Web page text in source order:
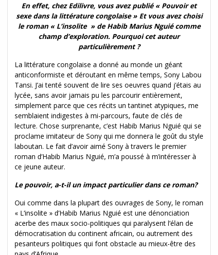
En effet, chez Edilivre, vous avez publié « Pouvoir et
sexe dans la littérature congolaise » Et vous avez choisi
le roman « L’insolite » de Habib Marius Nguié comme
champ d’exploration. Pourquoi cet auteur
particulièrement ?
La littérature congolaise a donné au monde un géant
anticonformiste et déroutant en même temps, Sony Labou
Tansi. J’ai tenté souvent de lire ses oeuvres quand j’étais au
lycée, sans avoir jamais pu les parcourir entièrement,
simplement parce que ces récits un tantinet atypiques, me
semblaient indigestes à mi-parcours, faute de clés de
lecture. Chose surprenante, c’est Habib Marius Nguié qui se
proclame imitateur de Sony qui me donnera le goût du style
laboutan. Le fait d’avoir aimé Sony à travers le premier
roman d’Habib Marius Nguié, m’a poussé à m’intéresser à
ce jeune auteur.
Le pouvoir, a-t-il un impact particulier dans ce roman?
Oui comme dans la plupart des ouvrages de Sony, le roman
« L’insolite » d’Habib Marius Nguié est une dénonciation
acerbe des maux socio-politiques qui paralysent l’élan de
démocratisation du continent africain, ou autrement des
pesanteurs politiques qui font obstacle au mieux-être des